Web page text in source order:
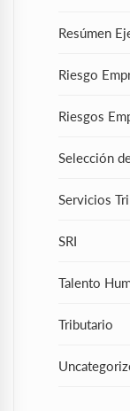
Resúmen
Riesgo
Riesgos
Selección
Servicios
SRI
Talento
Tributario